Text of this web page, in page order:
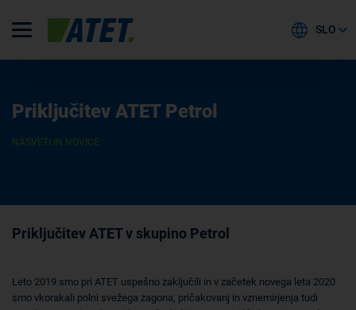
SLO
Priključitev ATET Petrol
Priključitev ATET v skupino Petrol
Leto 2019 smo pri ATET uspešno zaključili in v začetek novega leta 2020
smo vkorakali polni svežega zagona, pričakovanj in vznemirjenja tudi